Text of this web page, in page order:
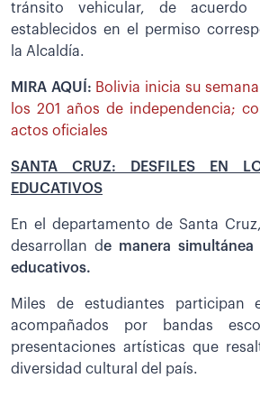
tránsito vehicular, de
establecidos en el permiso
la Alcaldía.
MIRA AQUÍ: Bolivia inicia su
los 201 años de independencia;
actos oficiales
SANTA CRUZ: DESFILES EN
EDUCATIVOS
En el departamento de Santa
desarrollan de manera
educativos.
Miles de estudiantes participan
acompañados por bandas
presentaciones artísticas que
diversidad cultural del país.